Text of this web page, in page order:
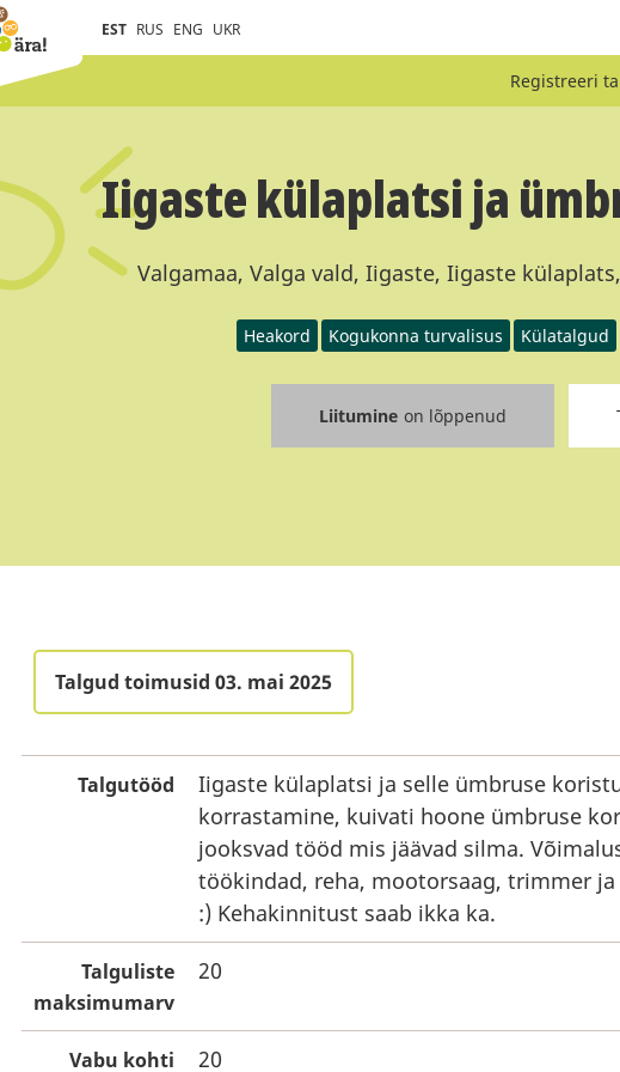
EST RUS ENG UKR
Registreeri
Iigaste külaplatsi ja
Valgamaa, Valga vald, Iigaste, Iigaste
Heakord Kogukonna turvalisus Külatalgud
Liitumine on lõppenud
Talgud toimusid 03. mai 2025
Talgutööd
Iigaste külaplatsi ja selle ümbruse
korrastamine, kuivati hoone ümbruse
jooksvad tööd mis jäävad silma.
töökindad, reha, mootorsaag, trimmer
:) Kehakinnitust saab ikka ka.
Talguliste
maksimumarv
20
Vabu kohti 20